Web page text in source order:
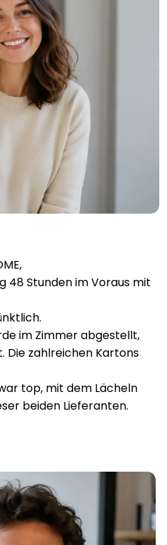
48 Stunden im Voraus mit
im Zimmer abgestellt,
Die zahlreichen Kartons
top, mit dem Lächeln
beiden Lieferanten.